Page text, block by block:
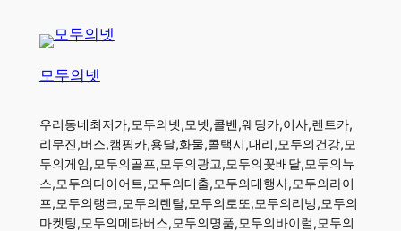
모두의넷
우리동네최저가,모두의넷,모넷,콜밴,웨딩카,이사,렌트카,
리무진,버스,캠핑카,용달,화물,콜택시,대리,모두의건강,모
두의게임,모두의골프,모두의광고,모두의꽃배달,모두의뉴
스,모두의다이어트,모두의대출,모두의대행사,모두의라이
프,모두의랭크,모두의렌탈,모두의로또,모두의리빙,모두의
마켓팅,모두의메타버스,모두의명품,모두의바이럴,모두의